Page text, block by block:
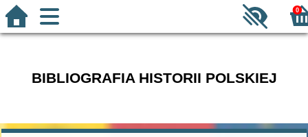
0
BIBLIOGRAFIA HISTORII POLSKIEJ